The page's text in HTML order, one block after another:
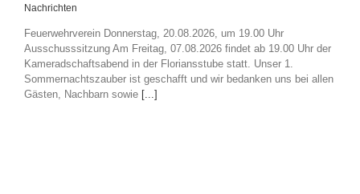
Nachrichten
Feuerwehrverein Donnerstag, 20.08.2026, um 19.00 Uhr
Ausschusssitzung Am Freitag, 07.08.2026 findet ab 19.00 Uhr der
Kameradschaftsabend in der Floriansstube statt. Unser 1.
Sommernachtszauber ist geschafft und wir bedanken uns bei allen
Gästen, Nachbarn sowie [...]